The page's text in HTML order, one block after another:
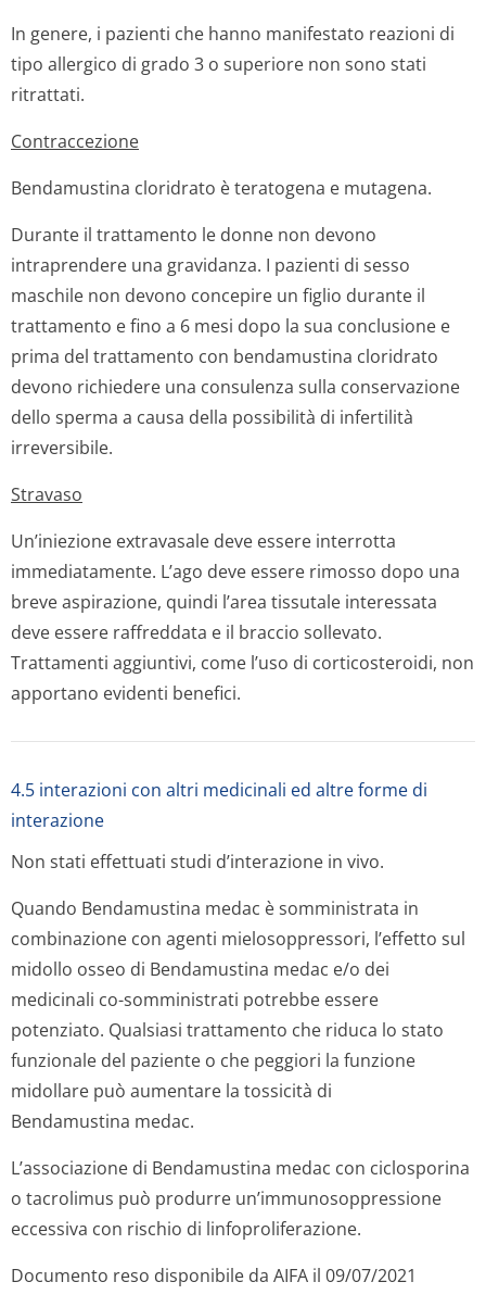
In genere, i pazienti che hanno manifestato reazioni di
tipo allergico di grado 3 o superiore non sono stati
ritrattati.
Contraccezione
Bendamustina cloridrato è teratogena e mutagena.
Durante il trattamento le donne non devono
intraprendere una gravidanza. I pazienti di sesso
maschile non devono concepire un figlio durante il
trattamento e fino a 6 mesi dopo la sua conclusione e
prima del trattamento con bendamustina cloridrato
devono richiedere una consulenza sulla conservazione
dello sperma a causa della possibilità di infertilità
irreversibile.
Stravaso
Un’iniezione extravasale deve essere interrotta
immediatamente. L’ago deve essere rimosso dopo una
breve aspirazione, quindi l’area tissutale interessata
deve essere raffreddata e il braccio sollevato.
Trattamenti aggiuntivi, come l’uso di corticosteroidi, non
apportano evidenti benefici.
4.5 interazioni con altri medicinali ed altre forme di
interazione
Non stati effettuati studi d’interazione in vivo.
Quando Bendamustina medac è somministrata in
combinazione con agenti mielosoppressori, l’effetto sul
midollo osseo di Bendamustina medac e/o dei
medicinali co-somministrati potrebbe essere
potenziato. Qualsiasi trattamento che riduca lo stato
funzionale del paziente o che peggiori la funzione
midollare può aumentare la tossicità di
Bendamustina medac.
L’associazione di Bendamustina medac con ciclosporina
o tacrolimus può produrre un’immunosoppres­sione
eccessiva con rischio di linfoprolifera­zione.
Documento reso disponibile da AIFA il 09/07/2021